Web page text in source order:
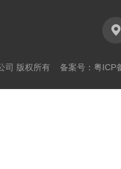
司 版权所有 备案号：粤ICP